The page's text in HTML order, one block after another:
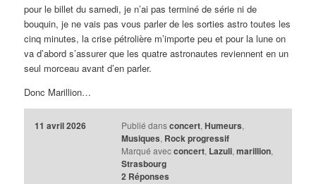
pour le billet du samedi, je n’ai pas terminé de série ni de
bouquin, je ne vais pas vous parler de les sorties astro toutes les
cinq minutes, la crise pétrolière m’importe peu et pour la lune on
va d’abord s’assurer que les quatre astronautes reviennent en un
seul morceau avant d’en parler.
Donc Marillion…
11 avril 2026 Publié dans concert, Humeurs,
Musiques, Rock progressif
Marqué avec concert, Lazuli, marillion,
Strasbourg
2 Réponses